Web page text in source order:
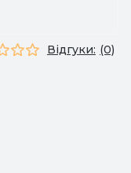
Відгуки: (0)